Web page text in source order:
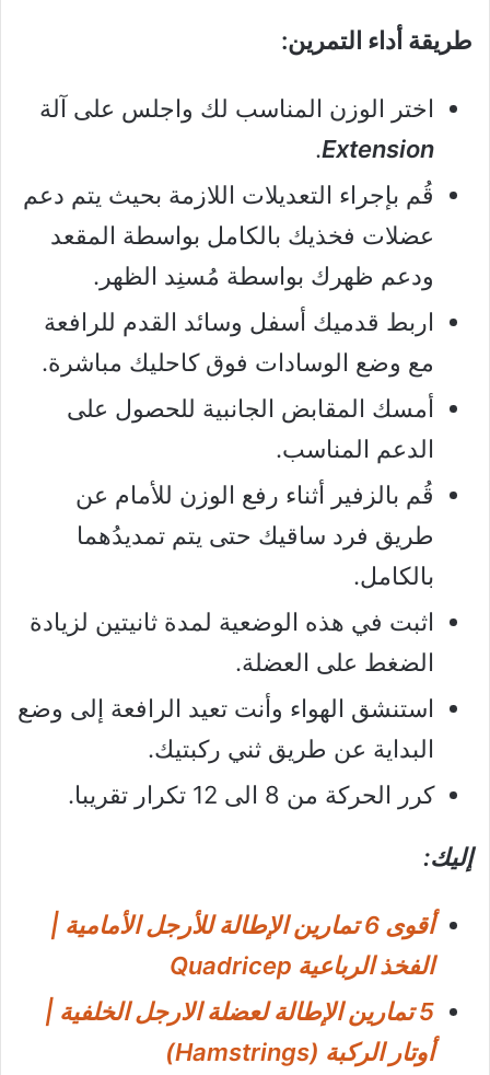
طريقة أداء التمرين:
اختر الوزن المناسب لك واجلس على آلة
Extension
.
قُم بإجراء التعديلات اللازمة بحيث يتم دعم
عضلات فخذيك بالكامل بواسطة المقعد
ودعم ظهرك بواسطة مُسنِد الظهر.
اربط قدميك أسفل وسائد القدم للرافعة
مع وضع الوسادات فوق كاحليك مباشرة.
أمسك المقابض الجانبية للحصول على
الدعم المناسب.
قُم بالزفير أثناء رفع الوزن للأمام عن
طريق فرد ساقيك حتى يتم تمديدُهما
بالكامل.
اثبت في هذه الوضعية لمدة ثانيتين لزيادة
الضغط على العضلة.
استنشق الهواء وأنت تعيد الرافعة إلى وضع
البداية عن طريق ثني ركبتيك.
كرر الحركة من 8 الى 12 تكرار تقريبا.
إليك:
أقوى 6 تمارين الإطالة للأرجل الأمامية |
الفخذ الرباعية Quadricep
5 تمارين الإطالة لعضلة الارجل الخلفية |
أوتار الركبة (Hamstrings)